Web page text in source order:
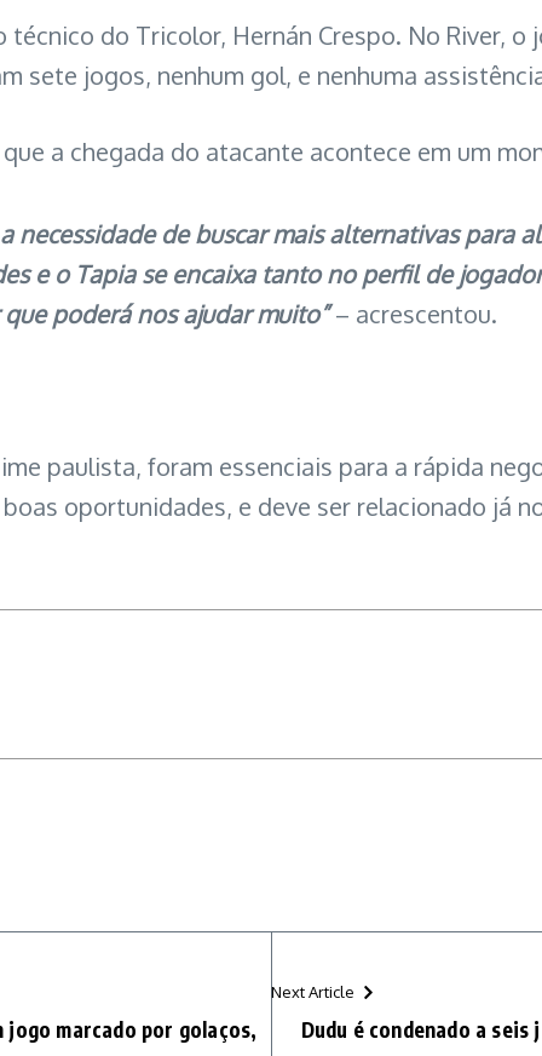
do Tricolor, Hernán Crespo. No River,
sete jogos, nenhum gol, e nenhuma
a chegada do atacante acontece em um
necessidade de buscar mais alternativas para
e o Tapia se encaixa tanto no perfil de
poderá nos ajudar muito”– acrescentou.
paulista, foram essenciais para a rápida
oportunidades, e deve ser relacionado já
jogo marcado por golaços,
Next Article
Dudu é condenado a